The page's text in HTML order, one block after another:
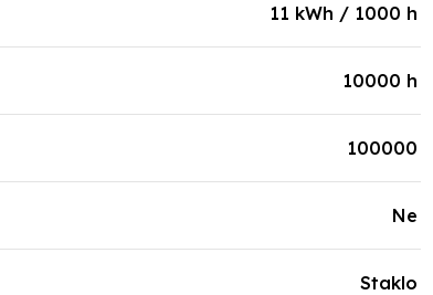
11 kWh / 1000 h
10000 h
100000
Ne
Staklo